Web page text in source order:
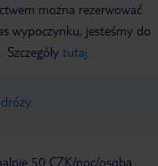
można rezerwować
wypoczynku, jesteśmy do
tutaj
.
50 CZK/noc/osoba.